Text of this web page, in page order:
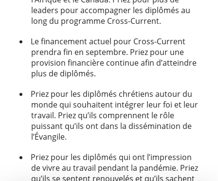
leaders pour accompagner les diplômés au
long du programme Cross-Current.
Le financement actuel pour Cross-Current
prendra fin en septembre. Priez pour une
provision financière continue afin d’atteindre
plus de diplômés.
Priez pour les diplômés chrétiens autour du
monde qui souhaitent intégrer leur foi et leur
travail. Priez qu’ils comprennent le rôle
puissant qu’ils ont dans la dissémination de
l’Évangile.
Priez pour les diplômés qui ont l’impression
de vivre au travail pendant la pandémie. Priez
qu’ils se sentent renouvelés et qu’ils sachent